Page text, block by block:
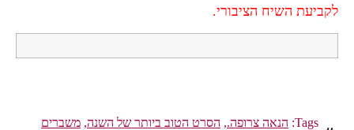
לקביעת השיח הציבורי.
Tags: הנאה צרופה., הסרט הטוב ביותר של השנה, משברים